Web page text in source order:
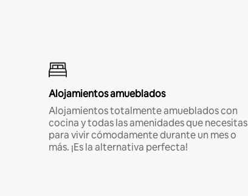
Alojamientos amueblados
Alojamientos totalmente amueblados con
cocina y todas las amenidades que necesitas
para vivir cómodamente durante un mes o
más. ¡Es la alternativa perfecta!